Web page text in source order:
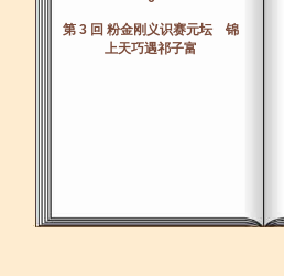
第 3 回 粉金刚义识赛元坛 锦
上天巧遇祁子富